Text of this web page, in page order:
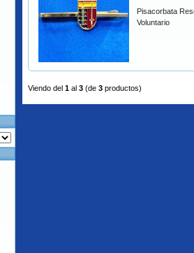
Pisacorbata
Voluntario
Viendo del 1 al 3 (de 3 productos)